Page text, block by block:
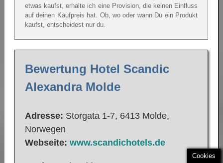
etwas kaufst, erhalte ich eine Provision, die keinen Einfluss
auf deinen Kaufpreis hat. Ob, wo oder wann Du ein Produkt
kaufst, entscheidest nur du.
Bewertung Hotel Scandic
Alexandra Molde
Adresse: Storgata 1-7, 6413 Molde,
Norwegen
Webseite: www.scandichotels.de
Cookies